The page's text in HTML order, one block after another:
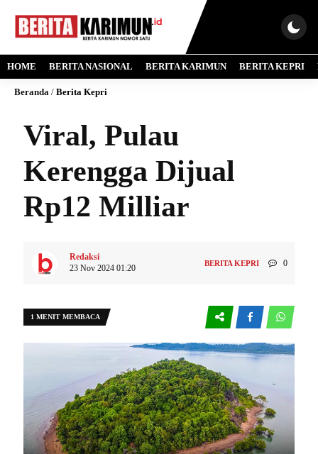
HOME BERITA NASIONAL BERITA KARIMUN BERITA KEPRI
Beranda / Berita Kepri
Viral, Pulau
Kerengga Dijual
Rp12 Milliar
Redaksi
23 Nov 2024 01:20
BERITA KEPRI 0
1 MENIT MEMBACA